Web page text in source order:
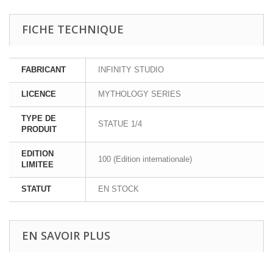
FICHE TECHNIQUE
FABRICANT INFINITY STUDIO
LICENCE MYTHOLOGY SERIES
TYPE DE
PRODUIT
STATUE 1/4
EDITION
LIMITEE
100 (Edition internationale)
STATUT EN STOCK
EN SAVOIR PLUS